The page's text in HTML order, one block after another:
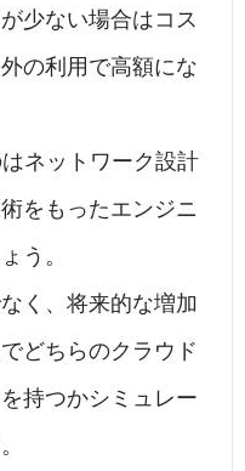
少ない場合はコス
の利用で高額にな
ネットワーク設計
をもったエンジニ
う。
く、将来的な増加
どちらのクラウド
持つかシミュレー